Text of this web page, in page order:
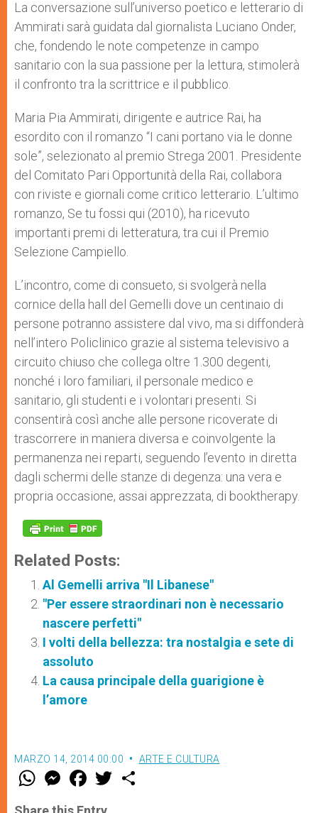
La conversazione sull’universo poetico e letterario di
Ammirati sarà guidata dal giornalista Luciano Onder,
che, fondendo le note competenze in campo
sanitario con la sua passione per la lettura, stimolerà
il confronto tra la scrittrice e il pubblico.
Maria Pia Ammirati, dirigente e autrice Rai, ha
esordito con il romanzo “I cani portano via le donne
sole”, selezionato al premio Strega 2001. Presidente
del Comitato Pari Opportunità della Rai, collabora
con riviste e giornali come critico letterario. L’ultimo
romanzo, Se tu fossi qui (2010), ha ricevuto
importanti premi di letteratura, tra cui il Premio
Selezione Campiello.
L’incontro, come di consueto, si svolgerà nella
cornice della hall del Gemelli dove un centinaio di
persone potranno assistere dal vivo, ma si diffonderà
nell’intero Policlinico grazie al sistema televisivo a
circuito chiuso che collega oltre 1.300 degenti,
nonché i loro familiari, il personale medico e
sanitario, gli studenti e i volontari presenti. Si
consentirà così anche alle persone ricoverate di
trascorrere in maniera diversa e coinvolgente la
permanenza nei reparti, seguendo l’evento in diretta
dagli schermi delle stanze di degenza: una vera e
propria occasione, assai apprezzata, di booktherapy.
Related Posts:
Al Gemelli arriva "Il Libanese"
"Per essere straordinari non è necessario
nascere perfetti"
I volti della bellezza: tra nostalgia e sete di
assoluto
La causa principale della guarigione è
l’amore
MARZO 14, 2014 00:00 ARTE E CULTURA
W
t
M
e
s
F
a
e
w